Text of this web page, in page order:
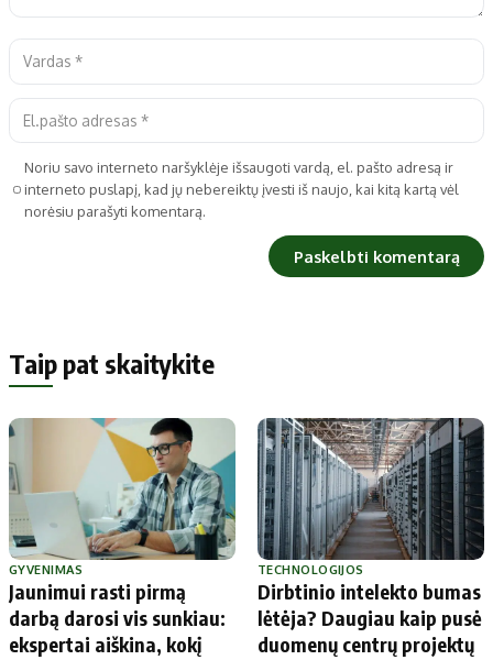
Noriu savo interneto naršyklėje išsaugoti vardą, el. pašto adresą ir
interneto puslapį, kad jų nebereiktų įvesti iš naujo, kai kitą kartą vėl
norėsiu parašyti komentarą.
Taip pat skaitykite
GYVENIMAS
Jaunimui rasti pirmą
darbą darosi vis sunkiau:
ekspertai aiškina, kokį
TECHNOLOGIJOS
Dirbtinio intelekto bumas
lėtėja? Daugiau kaip pusė
duomenų centrų projektų